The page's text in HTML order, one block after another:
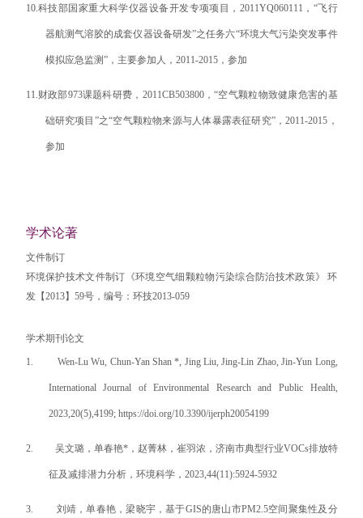
10. 科技部国家重大科学仪器设备开发专项项目， 2011YQ060111 ， “飞行
器航测气溶胶的成套仪器设备研发”之任务六“环境大气污染突发事件
模拟应急监测”，主要参加人， 2011-2015，参加
11. 财政部973课题科研费， 2011CB503800，“空气颗粒物致健康危害的基
础研究项目”之“空气颗粒物来源与人体暴露表征研究”，2011-2015 ，
参加
学术论著
文件制订
环境保护技术文件制订《环境空气细颗粒物污染综合防治技术政策》 环
发【2013】59号，编号：环技2013-059
学术期刊论文
1. Wen-Lu Wu, Chun-Yan Shan *, Jing Liu, Jing-Lin Zhao, Jin-Yun Long,
International Journal of Environmental Research and Public Health,
2023,20(5),4199; https://doi.org/10.3390/ijerph20054199
2. 吴文璐，单春艳*，赵菁林，崔羽浓，济南市典型行业VOCs排放特
征及减排潜力分析，环境科学， 2023,44(11):5924-5932
3. 刘靖，单春艳，梁晓宇，基于GIS的唐山市PM2.5空间聚集性及分